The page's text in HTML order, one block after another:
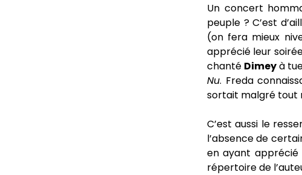
Un concert
peuple ? C’est
(on fera mieux
apprécié leur
chanté Dimeyà
Nu. Freda
sortait malgré tout
C’est aussi le
l’absence de
en ayant apprécié
répertoire de